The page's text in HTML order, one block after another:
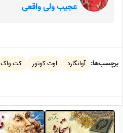
عجیب ولی واقعی
برچسب‌ها: آوانگارد اوت کوتور کت واک